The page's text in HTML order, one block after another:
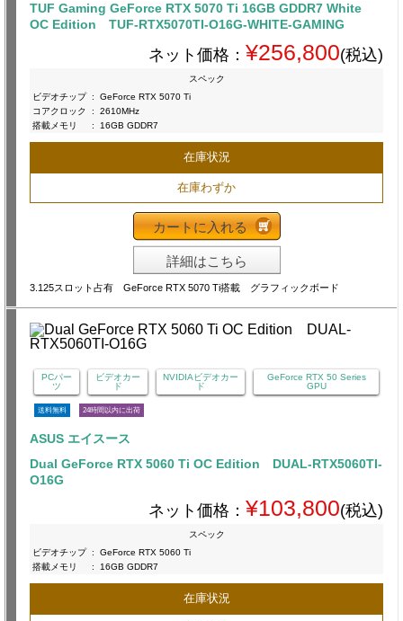
TUF Gaming GeForce RTX 5070 Ti 16GB GDDR7 White
OC Edition TUF-RTX5070TI-O16G-WHITE-GAMING
ネット価格： ¥256,800(税込)
スペック
ビデオチップ :
GeForce RTX 5070 Ti
コアクロック
:
2610MHz
搭載メモリ
: 16GB GDDR7
在庫状況
在庫わずか
カートに入れる
詳細はこちら
3.125スロット占有 GeForce RTX 5070 Ti搭載 グラフィックボード
PCパー
ツ
ビデオカー
ド
NVIDIAビデオカー
ド
GeForce RTX 50 Series
GPU
送料無料 24時間以内に出荷
ASUS エイスース
Dual GeForce RTX 5060 Ti OC Edition DUAL-RTX5060TI-
O16G
ネット価格： ¥103,800(税込)
スペック
ビデオチップ :
GeForce RTX 5060 Ti
搭載メモリ
: 16GB GDDR7
在庫状況